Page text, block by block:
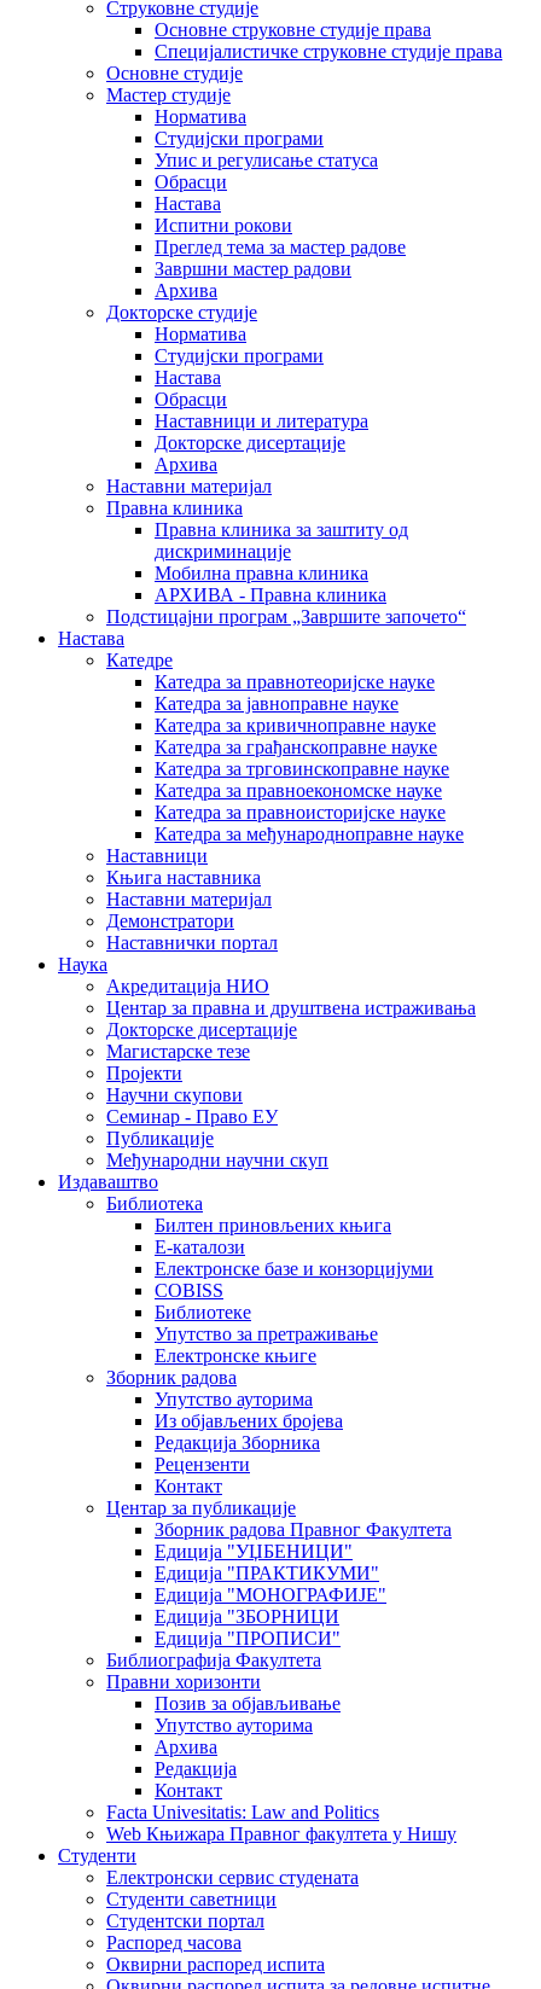
Струковне студије
Основне струковне студије права
Специјалистичке струковне студије права
Основне студије
Мастер студије
Норматива
Студијски програми
Упис и регулисање статуса
Обрасци
Настава
Испитни рокови
Преглед тема за мастер радове
Завршни мастер радови
Архива
Докторске студије
Норматива
Студијски програми
Настава
Обрасци
Наставници и литература
Докторске дисертације
Архива
Наставни материјал
Правна клиника
Правна клиника за заштиту од
дискриминације
Мобилна правна клиника
АРХИВА - Правна клиника
Подстицајни програм „Завршите започето“
Настава
Катедре
Катедра за правнотеоријске науке
Катедра за јавноправне науке
Катедра за кривичноправне науке
Катедра за грађанскоправне науке
Катедра за трговинскоправне науке
Катедра за правноекономске науке
Катедра за правноисторијске науке
Катедра за међународноправне науке
Наставници
Књига наставника
Наставни материјал
Демонстратори
Наставнички портал
Наука
Акредитација НИО
Центар за правна и друштвена истраживања
Докторске дисертације
Магистарске тезе
Пројекти
Научни скупови
Семинар - Право ЕУ
Публикације
Међународни научни скуп
Издаваштво
Библиотека
Билтен приновљених књига
Е-каталози
Електронске базе и конзорцијуми
COBISS
Библиотеке
Упутство за претраживање
Електронске књиге
Зборник радова
Упутство ауторима
Из објављених бројева
Редакција Зборника
Рецензенти
Контакт
Центар за публикације
Зборник радова Правног Факултета
Едиција "УЏБЕНИЦИ"
Едиција "ПРАКТИКУМИ"
Едиција "МОНОГРАФИЈЕ"
Едиција "ЗБОРНИЦИ
Едиција "ПРОПИСИ"
Библиографија Факултета
Правни хоризонти
Позив за објављивање
Упутство ауторима
Архива
Редакција
Контакт
Facta Univesitatis: Law and Politics
Web Књижара Правног факултета у Нишу
Студенти
Електронски сервис студената
Студенти саветници
Студентски портал
Распоред часова
Оквирни распоред испита